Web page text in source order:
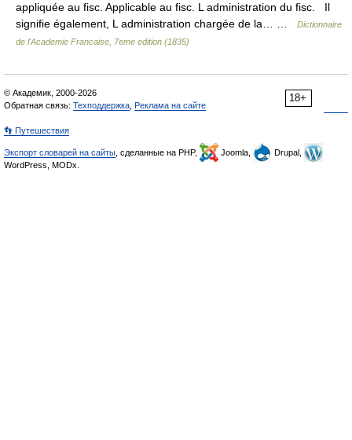
appliquée au fisc. Applicable au fisc. L administration du fisc. Il
signifie également, L administration chargée de la… …
Dictionnaire
de l'Academie Francaise, 7eme edition (1835)
18+
© Академик, 2000-2026
Обратная связь: Техподдержка Реклама на сайте
👣 Путешествия
Экспорт словарей на сайты , сделанные на PHP, Joomla,
Drupal,
WordPress, MODx.